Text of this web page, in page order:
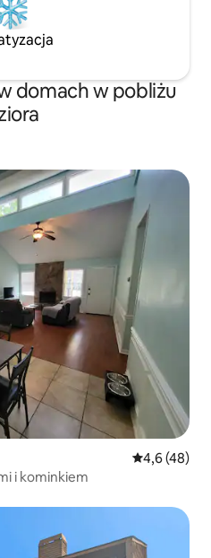
domach w pobliżu
Średnia
4,6 (48)
i kominkiem